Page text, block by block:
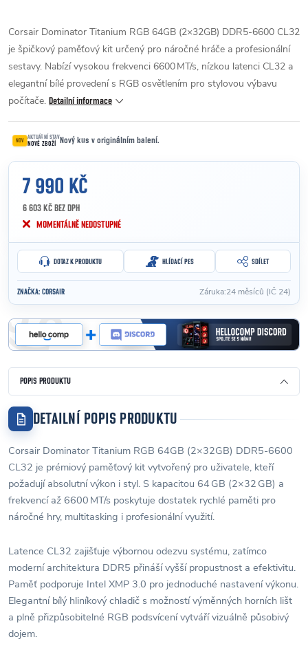
Corsair Dominator Titanium RGB 64GB (2×32GB) DDR5‑6600 CL32
je špičkový paměťový kit určený pro náročné hráče a profesionální
sestavy. Nabízí vysokou frekvenci 6600 MT/s, nízkou latenci CL32 a
elegantní bílé provedení s RGB osvětlením pro stylovou výbavu
počítače. Detailní informace
NOV AKTUÁLNÍ STAV
NOVÉ ZBOŽÍ Nový kus v originálním balení.
7 990 KČ
6 603 KČ BEZ DPH
Měrná cena:
MOMENTÁLNĚ NEDOSTUPNÉ
DOTAZ K PRODUKTU HLÍDACÍ PES SDÍLET
ZNAČKA: CORSAIR Záruka:24 měsíců (IČ 24)
POPIS PRODUKTU
DETAILNÍ POPIS PRODUKTU
Corsair Dominator Titanium RGB 64GB (2×32GB) DDR5‑6600
CL32 je prémiový paměťový kit vytvořený pro uživatele, kteří
požadují absolutní výkon i styl. S kapacitou 64 GB (2×32 GB) a
frekvencí až 6600 MT/s poskytuje dostatek rychlé paměti pro
náročné hry, multitasking i profesionální využití.
Latence CL32 zajišťuje výbornou odezvu systému, zatímco
moderní architektura DDR5 přináší vyšší propustnost a efektivitu.
Paměť podporuje Intel XMP 3.0 pro jednoduché nastavení výkonu.
Elegantní bílý hliníkový chladič s možností výměnných horních lišt
a plně přizpůsobitelné RGB podsvícení vytváří vizuálně působivý
dojem.